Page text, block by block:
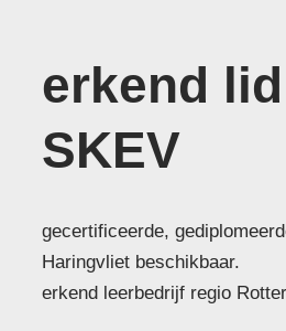
erkend
SKEV
gecertificeerde,
Haringvliet beschikbaar.
erkend leerbedrijf regio